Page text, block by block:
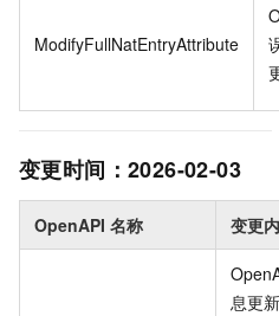
ModifyFullNatEntryAttribute
变更时间： 2026-02-03
OpenAPI 名称 变更
息更新